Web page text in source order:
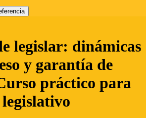
legislar: dinámicas
y garantía de
práctico para
legislativo